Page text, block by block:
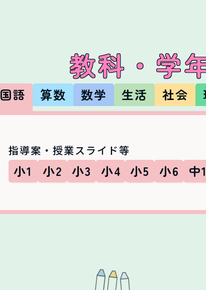
教科・学
国語 算数 数学 生活 社会
指導案・授業スライド等
小1 小2 小3 小4 小5 小6 中1